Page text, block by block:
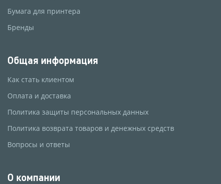
Бумага для принтера
Бренды
Общая информация
Как стать клиентом
Оплата и доставка
Политика защиты персональных данных
Политика возврата товаров и денежных средств
Вопросы и ответы
О компании